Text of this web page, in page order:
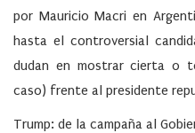
por Mauricio Macri en
hasta el controversial
dudan en mostrar cierta o
caso) frente al presidente
Trump: de la campaña al